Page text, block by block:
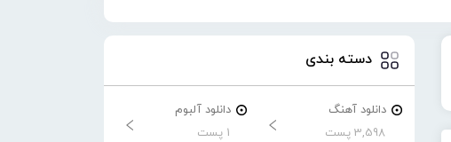
دسته بندی
دانلود آهنگ
3,598 پست
دانلود آلبوم
1 پست